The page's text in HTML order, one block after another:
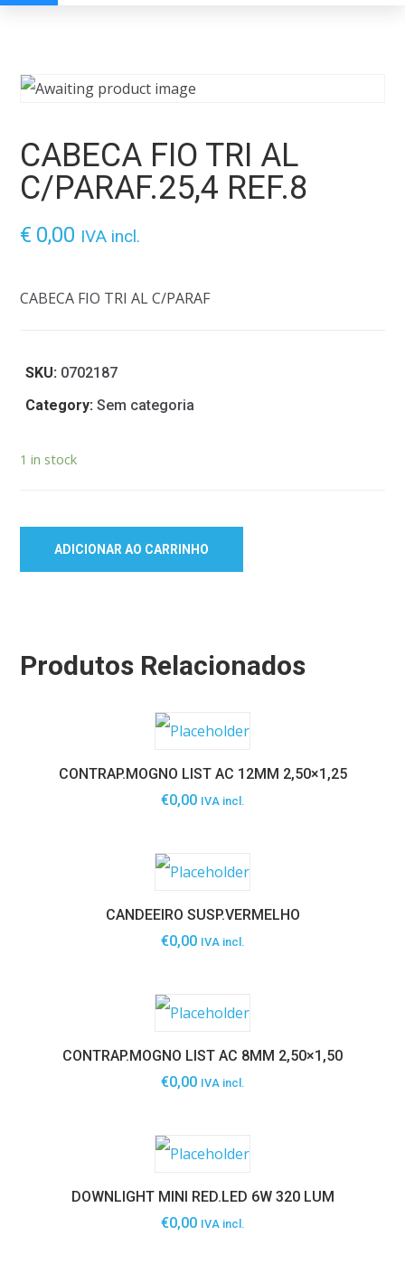
CABECA FIO TRI AL
C/PARAF.25,4 REF.8
€ 0,00 IVA incl.
CABECA FIO TRI AL C/PARAF
SKU: 0702187
Category:Sem categoria
1 in stock
ADICIONAR AO CARRINHO
Produtos Relacionados
CONTRAP.MOGNO LIST AC 12MM 2,50×1,25
€0,00 IVA incl.
CANDEEIRO SUSP.VERMELHO
€0,00 IVA incl.
CONTRAP.MOGNO LIST AC 8MM 2,50×1,50
€0,00 IVA incl.
DOWNLIGHT MINI RED.LED 6W 320 LUM
€0,00 IVA incl.